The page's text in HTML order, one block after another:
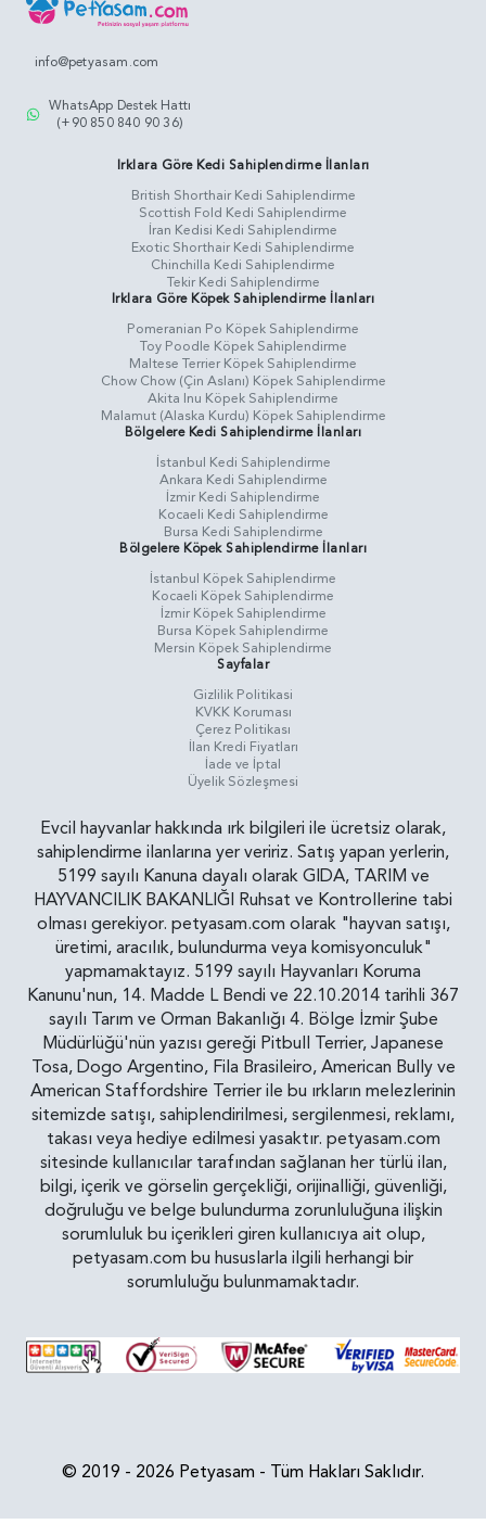
info@petyasam.com
WhatsApp Destek Hattı
(+90 850 840 90 36)
Irklara Göre Kedi Sahiplendirme İlanları
British Shorthair Kedi Sahiplendirme
Scottish Fold Kedi Sahiplendirme
İran Kedisi Kedi Sahiplendirme
Exotic Shorthair Kedi Sahiplendirme
Chinchilla Kedi Sahiplendirme
Tekir Kedi Sahiplendirme
Irklara Göre Köpek Sahiplendirme İlanları
Pomeranian Po Köpek Sahiplendirme
Toy Poodle Köpek Sahiplendirme
Maltese Terrier Köpek Sahiplendirme
Chow Chow (Çin Aslanı) Köpek Sahiplendirme
Akita Inu Köpek Sahiplendirme
Malamut (Alaska Kurdu) Köpek Sahiplendirme
Bölgelere Kedi Sahiplendirme İlanları
İstanbul Kedi Sahiplendirme
Ankara Kedi Sahiplendirme
İzmir Kedi Sahiplendirme
Kocaeli Kedi Sahiplendirme
Bursa Kedi Sahiplendirme
Bölgelere Köpek Sahiplendirme İlanları
İstanbul Köpek Sahiplendirme
Kocaeli Köpek Sahiplendirme
İzmir Köpek Sahiplendirme
Bursa Köpek Sahiplendirme
Mersin Köpek Sahiplendirme
Sayfalar
Gizlilik Politikasi
KVKK Koruması
Çerez Politikası
İlan Kredi Fiyatları
İade ve İptal
Üyelik Sözleşmesi
Evcil hayvanlar hakkında ırk bilgileri ile ücretsiz olarak,
sahiplendirme ilanlarına yer veririz. Satış yapan yerlerin,
5199 sayılı Kanuna dayalı olarak GIDA, TARIM ve
HAYVANCILIK BAKANLIĞI Ruhsat ve Kontrollerine tabi
olması gerekiyor. petyasam.com olarak "hayvan satışı,
üretimi, aracılık, bulundurma veya komisyonculuk"
yapmamaktayız. 5199 sayılı Hayvanları Koruma
Kanunu'nun, 14. Madde L Bendi ve 22.10.2014 tarihli 367
sayılı Tarım ve Orman Bakanlığı 4. Bölge İzmir Şube
Müdürlüğü'nün yazısı gereği Pitbull Terrier, Japanese
Tosa, Dogo Argentino, Fila Brasileiro, American Bully ve
American Staffordshire Terrier ile bu ırkların melezlerinin
sitemizde satışı, sahiplendirilmesi, sergilenmesi, reklamı,
takası veya hediye edilmesi yasaktır. petyasam.com
sitesinde kullanıcılar tarafından sağlanan her türlü ilan,
bilgi, içerik ve görselin gerçekliği, orijinalliği, güvenliği,
doğruluğu ve belge bulundurma zorunluluğuna ilişkin
sorumluluk bu içerikleri giren kullanıcıya ait olup,
petyasam.com bu hususlarla ilgili herhangi bir
sorumluluğu bulunmamaktadır.
© 2019 - 2026 Petyasam - Tüm Hakları Saklıdır.